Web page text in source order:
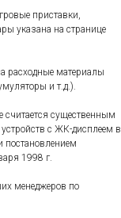
приставки,
указана на странице
расходные материалы
и т.д.).
считается существенным
с ЖК-дисплеем в
постановлением
1998 г.
менеджеров по